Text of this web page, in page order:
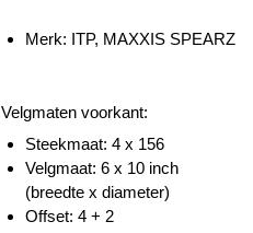
Merk: ITP, MAXXIS SPEARZ
Velgmaten voorkant:
Steekmaat: 4 x 156
Velgmaat: 6 x 10 inch
(breedte x diameter)
Offset: 4 + 2